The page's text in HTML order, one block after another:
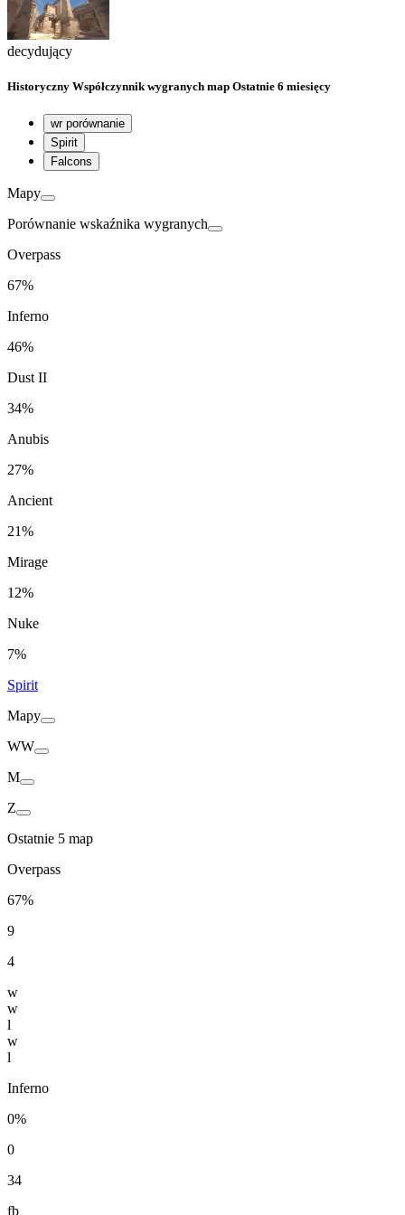
decydujący
Historyczny Współczynnik wygranych map Ostatnie 6 miesięcy
wr porównanie
Spirit
Falcons
Mapy
Porównanie wskaźnika wygranych
Overpass
67%
Inferno
46%
Dust II
34%
Anubis
27%
Ancient
21%
Mirage
12%
Nuke
7%
Spirit
Mapy
WW
M
Z
Ostatnie 5 map
Overpass
67%
9
4
w
w
l
w
l
Inferno
0%
0
34
fb